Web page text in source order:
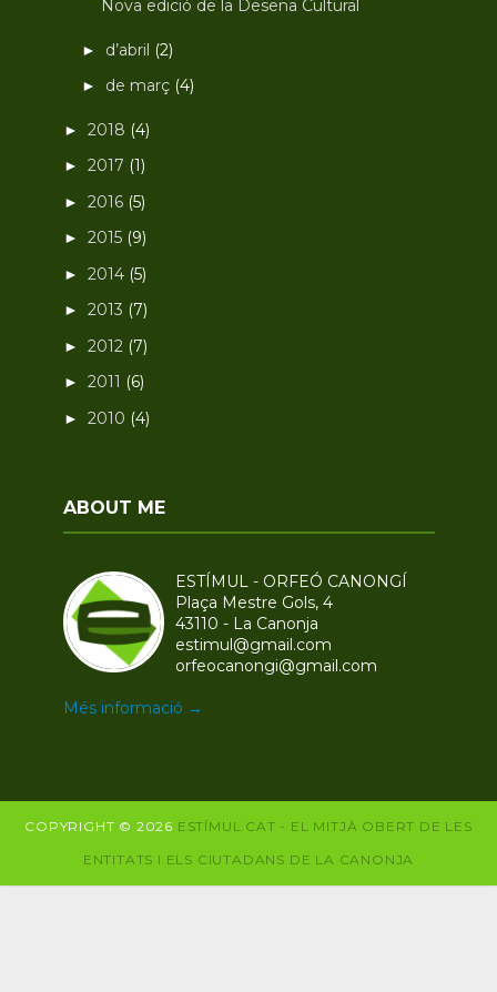
Nova edició de la Desena Cultural
► d’abril (2)
► de març (4)
► 2018 (4)
► 2017 (1)
► 2016 (5)
► 2015 (9)
► 2014 (5)
► 2013 (7)
► 2012 (7)
► 2011 (6)
► 2010 (4)
ABOUT ME
ESTÍMUL - ORFEÓ CANONGÍ
Plaça Mestre Gols, 4
43110 - La Canonja
estimul@gmail.com
orfeocanongi@gmail.com
Més informació →
COPYRIGHT © 2026 ESTÍMUL.CAT - EL MITJÀ OBERT DE LES
ENTITATS I ELS CIUTADANS DE LA CANONJA